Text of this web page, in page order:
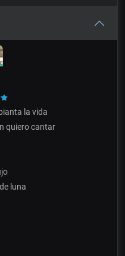
la vida
quiero cantar
luna